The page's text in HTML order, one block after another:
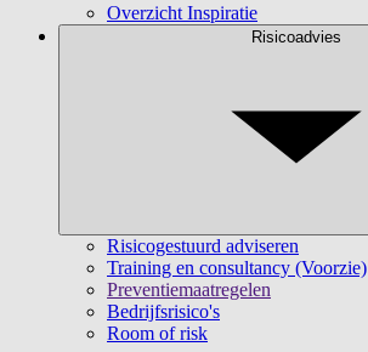
Overzicht Inspiratie
Risicoadvies
Risicogestuurd adviseren
Training en consultancy (Voorzie)
Preventiemaatregelen
Bedrijfsrisico's
Room of risk